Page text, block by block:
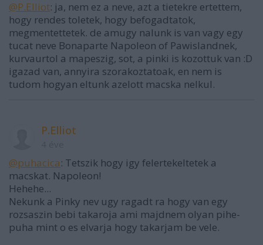
@P.Elliot: ja, nem ez a neve, azt a tietekre ertettem,
hogy rendes toletek, hogy befogadtatok,
megmentettetek. de amugy nalunk is van vagy egy
tucat neve Bonaparte Napoleon of Pawislandnek,
kurvaurtol a mapeszig, sot, a pinki is kozottuk van :D
igazad van, annyira szorakoztatoak, en nem is
tudom hogyan eltunk azelott macska nelkul.
P.Elliot
@puhacica: Tetszik hogy igy felertekeltetek a
macskat. Napoleon!
Hehehe...
Nekunk a Pinky nev ugy ragadt ra hogy van egy
rozsaszin bebi takaroja ami majdnem olyan pihe-
puha mint o es elvarja hogy takarjam be vele.